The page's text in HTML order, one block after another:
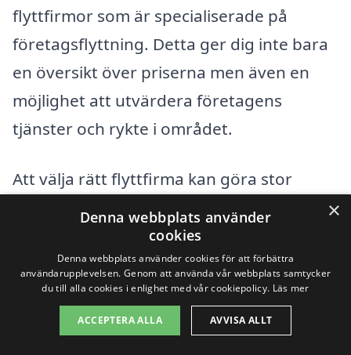
flyttfirmor som är specialiserade på
företagsflyttning. Detta ger dig inte bara
en översikt över priserna men även en
möjlighet att utvärdera företagens
tjänster och rykte i området.
Att välja rätt flyttfirma kan göra stor
skillnad i hur smidig och effektiv flytten
blir. Tveka inte att utforska dina alternativ
för att säkerställa en framgångsrik
företagsflytt i Kramfors.
×
Denna webbplats använder
cookies
Denna webbplats använder cookies för att förbättra
användarupplevelsen. Genom att använda vår webbplats samtycker
du till alla cookies i enlighet med vår cookiepolicy. Läs mer
ACCEPTERA ALLA AVVISA ALLT